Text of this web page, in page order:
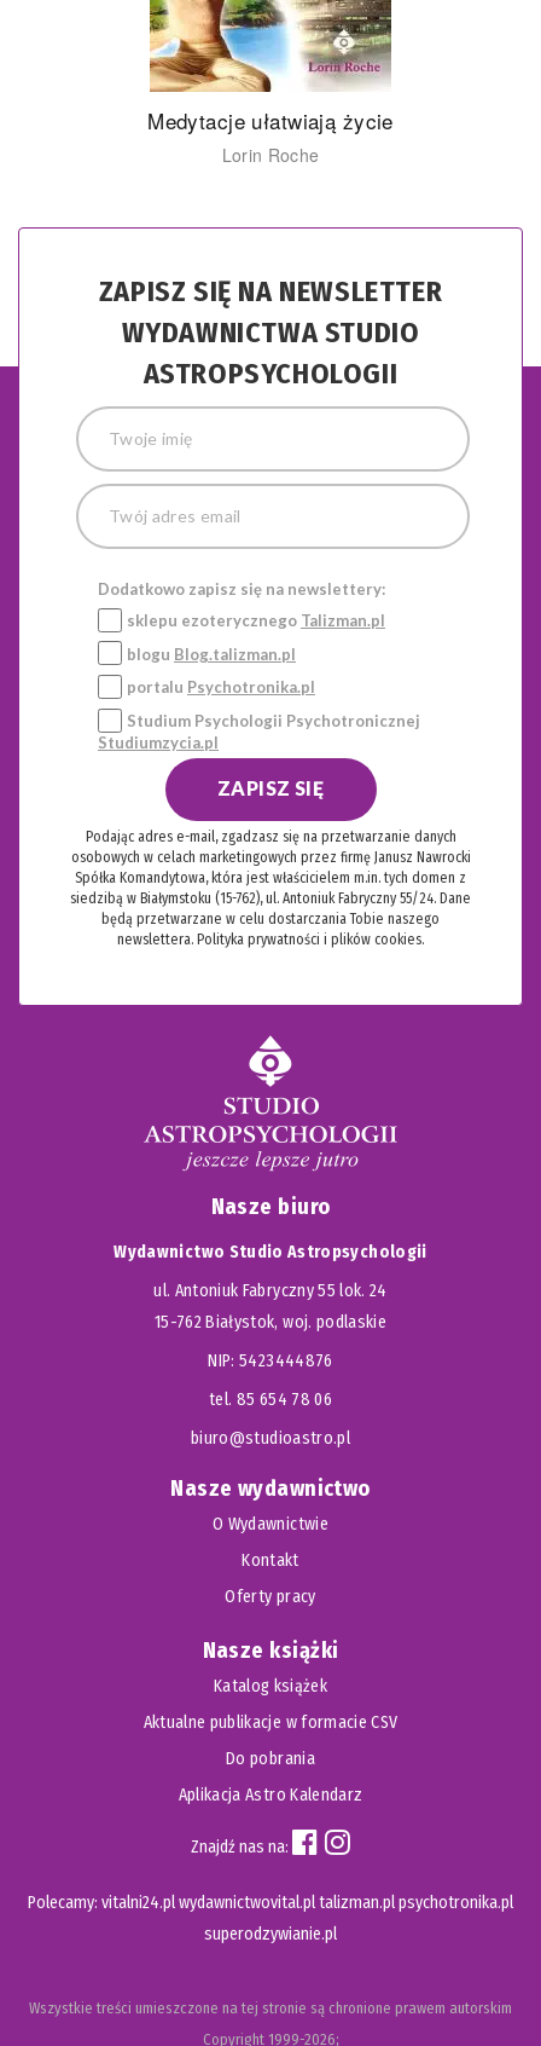
Medytacje ułatwiają życie
Lorin Roche
ZAPISZ SIĘ NA NEWSLETTER
WYDAWNICTWA STUDIO
ASTROPSYCHOLOGII
Dodatkowo zapisz się na newslettery:
sklepu ezoterycznego Talizman.pl
blogu Blog.talizman.pl
portalu Psychotronika.pl
Studium Psychologii Psychotronicznej
Studiumzycia.pl
ZAPISZ SIĘ
Podając adres e-mail, zgadzasz się na przetwarzanie danych
osobowych w celach marketingowych przez firmę Janusz Nawrocki
Spółka Komandytowa, która jest właścicielem m.in. tych domen z
siedzibą w Białymstoku (15-762), ul. Antoniuk Fabryczny 55/24. Dane
będą przetwarzane w celu dostarczania Tobie naszego
newslettera. Polityka prywatności i plików cookies.
Nasze biuro
Wydawnictwo Studio Astropsychologii
ul. Antoniuk Fabryczny 55 lok. 24
15-762 Białystok, woj. podlaskie
NIP: 5423444876
tel. 85 654 78 06
biuro@studioastro.pl
Nasze wydawnictwo
O Wydawnictwie
Kontakt
Oferty pracy
Nasze książki
Katalog książek
Aktualne publikacje w formacie CSV
Do pobrania
Aplikacja Astro Kalendarz
Znajdź nas na:
Polecamy: vitalni24.plwydawnictwovital.pltalizman.plpsychotronika.pl
superodzywianie.pl
Wszystkie treści umieszczone na tej stronie są chronione prawem autorskim
Copyright1999-2026;